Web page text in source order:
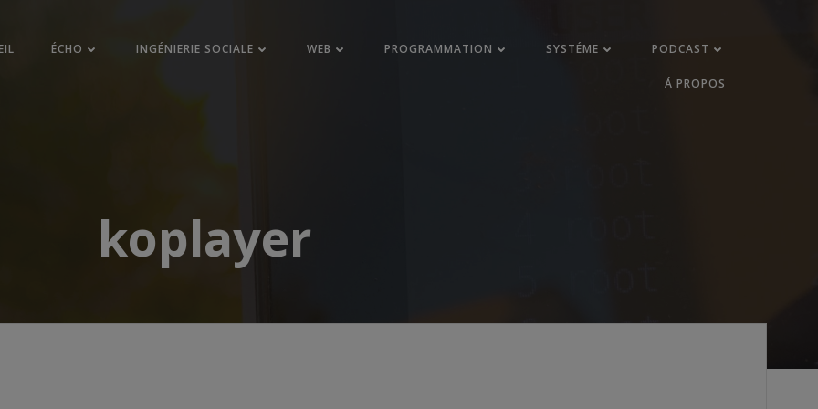
ÉCHO INGÉNIERIE SOCIALE WEB PROGRAMMATION SYSTÉME PODCAST
Á PROPOS
koplayer